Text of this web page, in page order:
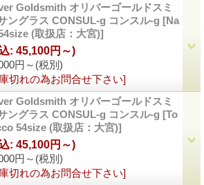
Goldsmith オリバーゴールドスミ
ングラス CONSUL-g コンスル-g [Na
(取扱店：大宮)]
円～ (税別)
: 45,100円～)
切れの為お問合せ下さい]
Goldsmith オリバーゴールドスミ
ングラス CONSUL-g コンスル-g [To
54size (取扱店：大宮)]
円～ (税別)
: 45,100円～)
切れの為お問合せ下さい]